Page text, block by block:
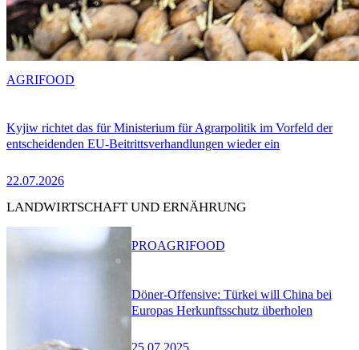
Kyjiw richtet das für Ministerium für Agrarpolitik im Vorfeld der
entscheidenden EU-Beitrittsverhandlungen wieder ein
22.07.2026
AGRIFOOD
LANDWIRTSCHAFT UND ERNÄHRUNG
Döner-Offensive: Türkei will China bei
Europas Herkunftsschutz überholen
25.07.2025
PROAGRIFOOD